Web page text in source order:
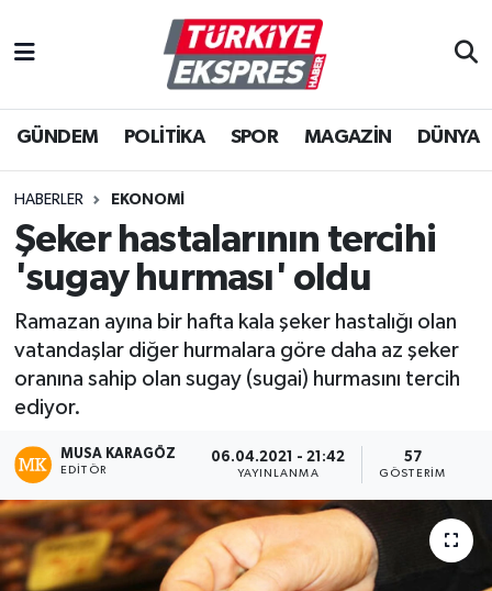
GÜNDEM POLİTİKA SPOR MAGAZİN DÜNYA
HABERLER EKONOMİ
Şeker hastalarının tercihi
'sugay hurması' oldu
Ramazan ayına bir hafta kala şeker hastalığı olan
vatandaşlar diğer hurmalara göre daha az şeker
oranına sahip olan sugay (sugai) hurmasını tercih
ediyor.
MUSA KARAGÖZ
EDITÖR
06.04.2021 - 21:42
YAYINLANMA
57
GÖSTERIM
İstanbul Nöbetçi Eczaneler
İstanbul Hava Durumu
İstanbul Namaz Vakitleri
İstanbul Trafik Yoğunluk Haritası
Tüm Manşetler
Son Dakika Haberleri
Haber Arşivi